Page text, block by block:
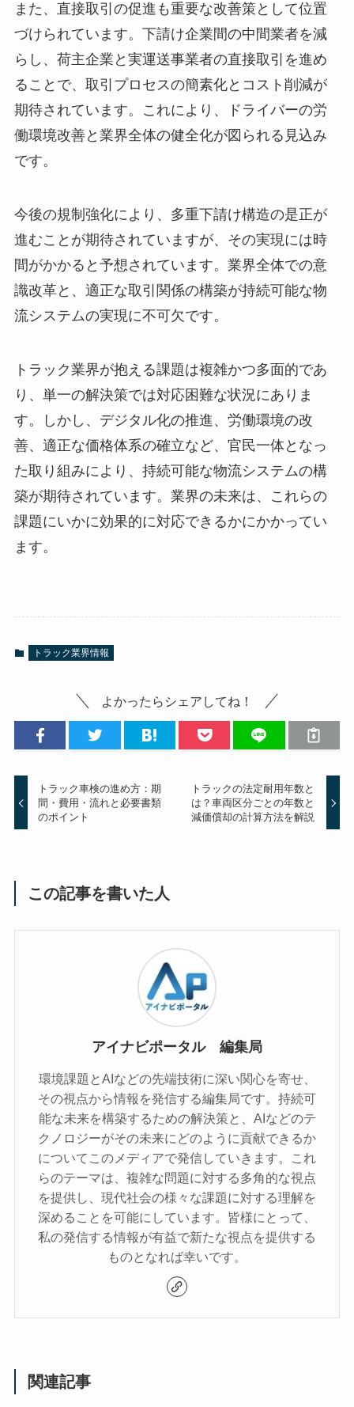
また、直接取引の促進も重要な改善策として位置
づけられています。下請け企業間の中間業者を減
らし、荷主企業と実運送事業者の直接取引を進め
ることで、取引プロセスの簡素化とコスト削減が
期待されています。これにより、ドライバーの労
働環境改善と業界全体の健全化が図られる見込み
です。
今後の規制強化により、多重下請け構造の是正が
進むことが期待されていますが、その実現には時
間がかかると予想されています。業界全体での意
識改革と、適正な取引関係の構築が持続可能な物
流システムの実現に不可欠です。
トラック業界が抱える課題は複雑かつ多面的であ
り、単一の解決策では対応困難な状況にありま
す。しかし、デジタル化の推進、労働環境の改
善、適正な価格体系の確立など、官民一体となっ
た取り組みにより、持続可能な物流システムの構
築が期待されています。業界の未来は、これらの
課題にいかに効果的に対応できるかにかかってい
ます。
トラック業界情報
よかったらシェアしてね！
トラック車検の進め方：期
間・費用・流れと必要書類
のポイント
トラックの法定耐用年数と
は？車両区分ごとの年数と
減価償却の計算方法を解説
この記事を書いた人
アイナビポータル 編集局
環境課題とAIなどの先端技術に深い関心を寄せ、
その視点から情報を発信する編集局です。持続可
能な未来を構築するための解決策と、AIなどのテ
クノロジーがその未来にどのように貢献できるか
についてこのメディアで発信していきます。これ
らのテーマは、複雑な問題に対する多角的な視点
を提供し、現代社会の様々な課題に対する理解を
深めることを可能にしています。皆様にとって、
私の発信する情報が有益で新たな視点を提供する
ものとなれば幸いです。
関連記事